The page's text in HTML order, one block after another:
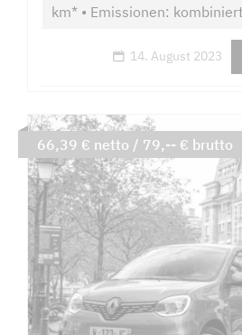
km* • Emissionen:
14. August 2023
66,39 € netto / 79,-- € brutto